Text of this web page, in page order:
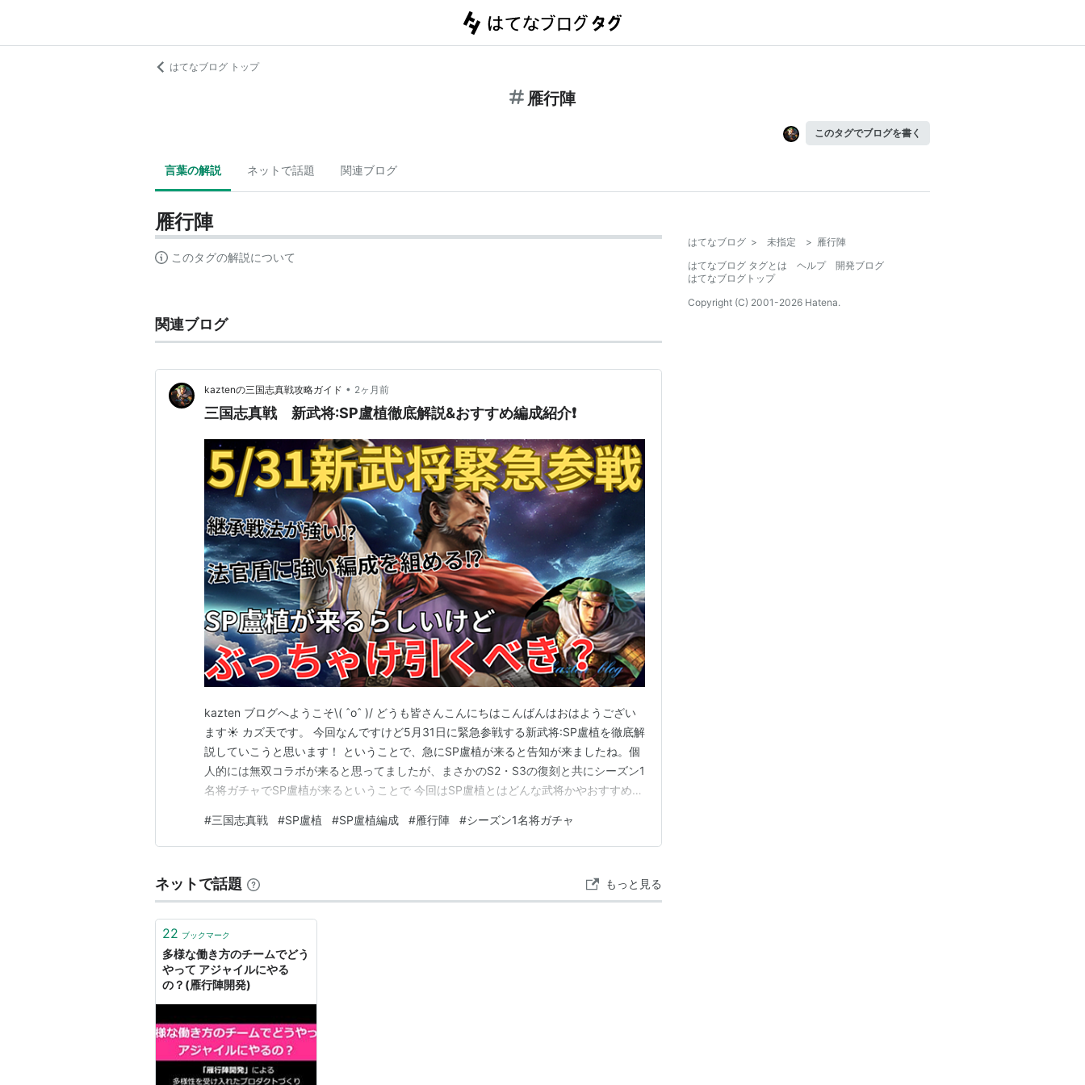
はてなブログ トップ
雁行陣
このタグでブログを書く
言葉の解説 ネットで話題 関連ブログ
雁行陣
このタグの解説について
関連ブログ
kaztenの三国志真戦攻略ガイド • 2ヶ月前
三国志真戦 新武将:SP盧植徹底解説&おすすめ編成紹介❗️
kazten ブログへようこそ\( ˆoˆ )/ どうも皆さんこんにちはこんばんはおはようござい
ます☀ カズ天です。 今回なんですけど5月31日に緊急参戦する新武将:SP盧植を徹底解
説していこうと思います！ ということで、急にSP盧植が来ると告知が来ましたね。個
人的には無双コラボが来ると思ってましたが、まさかのS2・S3の復刻と共にシーズン1
名将ガチャでSP盧植が来るということで 今回はSP盧植とはどんな武将かやおすすめ編
ことで早速やっていきましょうd(￣ ￣) 【目次】 １ SP盧植ってどんな武将？ ・ SP盧
植…
#三国志真戦 #SP盧植 #SP盧植編成 #雁行陣 #シーズン1名将ガチャ
ネットで話題 もっと見る
22 ブックマーク
多様な働き⽅のチームでどう
やって アジャイルにやる
の？(雁行陣開発)
はてなブログ > 未指定 > 雁行陣
はてなブログ タグとは
ヘルプ
開発ブログ
はてなブログトップ
Copyright (C) 2001-2026 Hatena.